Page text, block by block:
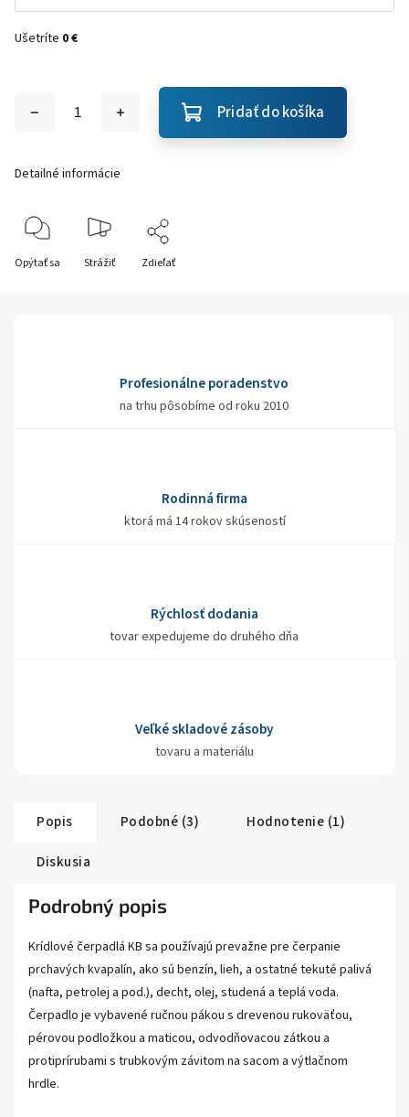
Ušetríte 0 €
Pridať do košíka
Detailné informácie
Opýtať sa Strážiť Zdieľať
Profesionálne poradenstvo
na trhu pôsobíme od roku 2010
Rodinná firma
ktorá má 14 rokov skúseností
Rýchlosť dodania
tovar expedujeme do druhého dňa
Veľké skladové zásoby
tovaru a materiálu
Popis Podobné (3)
Hodnotenie (1)
Diskusia
Podrobný popis
Krídlové čerpadlá KB sa používajú prevažne pre čerpanie
prchavých kvapalín, ako sú benzín, lieh, a ostatné tekuté palivá
(nafta, petrolej a pod.), decht, olej, studená a teplá voda.
Čerpadlo je vybavené ručnou pákou s drevenou rukoväťou,
pérovou podložkou a maticou, odvodňovacou zátkou a
protiprírubami s trubkovým závitom na sacom a výtlačnom
hrdle.